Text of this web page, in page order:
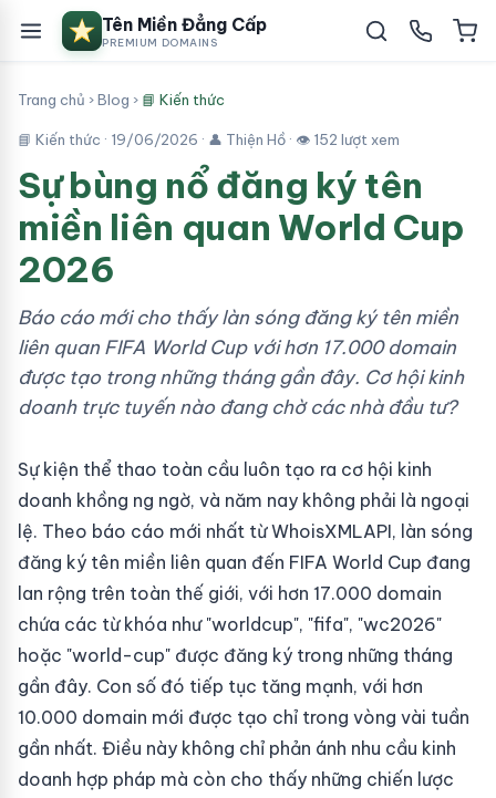
Tên Miền Đẳng Cấp
PREMIUM DOMAINS
Trang chủ ›Blog › 📘 Kiến thức
📘 Kiến thức · 19/06/2026 · 👤 Thiện Hồ · 👁 152 lượt xem
Sự bùng nổ đăng ký tên
miền liên quan World Cup
2026
Báo cáo mới cho thấy làn sóng đăng ký tên miền
liên quan FIFA World Cup với hơn 17.000 domain
được tạo trong những tháng gần đây. Cơ hội kinh
doanh trực tuyến nào đang chờ các nhà đầu tư?
Sự kiện thể thao toàn cầu luôn tạo ra cơ hội kinh
doanh khồng ng ngờ, và năm nay không phải là ngoại
lệ. Theo báo cáo mới nhất từ WhoisXMLAPI, làn sóng
đăng ký tên miền liên quan đến FIFA World Cup đang
lan rộng trên toàn thế giới, với hơn 17.000 domain
chứa các từ khóa như "worldcup", "fifa", "wc2026"
hoặc "world-cup" được đăng ký trong những tháng
gần đây. Con số đó tiếp tục tăng mạnh, với hơn
10.000 domain mới được tạo chỉ trong vòng vài tuần
gần nhất. Điều này không chỉ phản ánh nhu cầu kinh
doanh hợp pháp mà còn cho thấy những chiến lược